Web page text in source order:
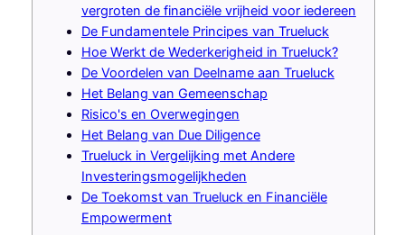
vergroten de financiële vrijheid voor iedereen
De Fundamentele Principes van Trueluck
Hoe Werkt de Wederkerigheid in Trueluck?
De Voordelen van Deelname aan Trueluck
Het Belang van Gemeenschap
Risico's en Overwegingen
Het Belang van Due Diligence
Trueluck in Vergelijking met Andere
Investeringsmogelijkheden
De Toekomst van Trueluck en Financiële
Empowerment